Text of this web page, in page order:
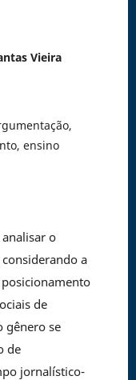
Vieira
ensino
o
a
de
gênero se
de
jornalístico-